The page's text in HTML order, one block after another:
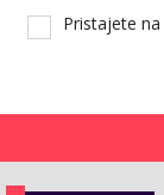
Pristajete na